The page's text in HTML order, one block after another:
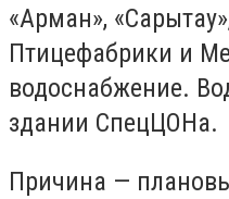
«Арман»,
Птицефабрики и
водоснабжение.
здании СпецЦОНа.
Причина —